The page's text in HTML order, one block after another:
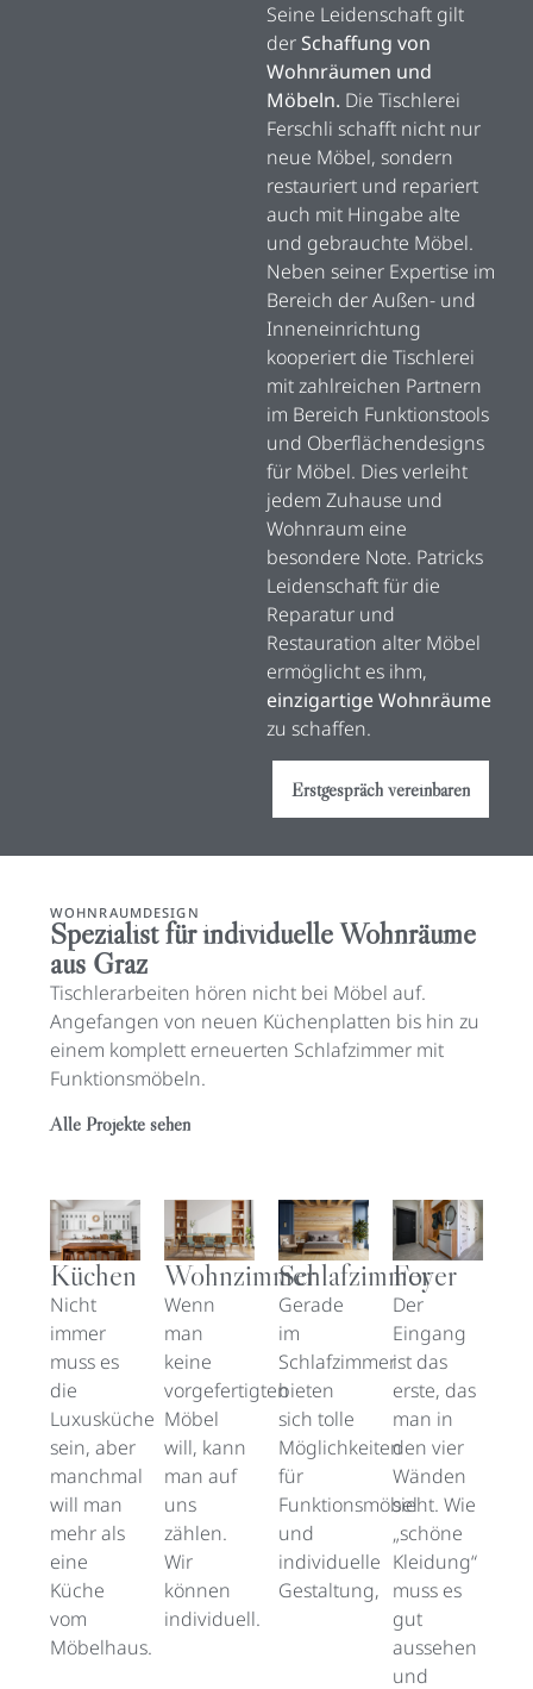
Seine Leidenschaft gilt
der Schaffung von
Wohnräumen und
Möbeln. Die Tischlerei
Ferschli schafft nicht nur
neue Möbel, sondern
restauriert und repariert
auch mit Hingabe alte
und gebrauchte Möbel.
Neben seiner Expertise im
Bereich der Außen- und
Inneneinrichtung
kooperiert die Tischlerei
mit zahlreichen Partnern
im Bereich Funktionstools
und Oberflächendesigns
für Möbel. Dies verleiht
jedem Zuhause und
Wohnraum eine
besondere Note. Patricks
Leidenschaft für die
Reparatur und
Restauration alter Möbel
ermöglicht es ihm,
einzigartige Wohnräume
zu schaffen.
Erstgespräch vereinbaren
WOHNRAUMDESIGN
Spezialist für individuelle Wohnräume
aus Graz
Tischlerarbeiten hören nicht bei Möbel auf.
Angefangen von neuen Küchenplatten bis hin zu
einem komplett erneuerten Schlafzimmer mit
Funktionsmöbeln.
Alle Projekte sehen
Küchen
Nicht
immer
muss es
die
Luxusküche
sein, aber
manchmal
will man
mehr als
eine
Küche
vom
Möbelhaus.
Wohnzimmer
Wenn
man
keine
vorgefertigten
Möbel
will, kann
man auf
uns
zählen.
Wir
können
individuell.
Schlafzimmer
Gerade
im
Schlafzimmer
bieten
sich tolle
Möglichkeiten
für
Funktionsmöbel
und
individuelle
Gestaltung,
Foyer
Der
Eingang
ist das
erste, das
man in
den vier
Wänden
sieht. Wie
„schöne
Kleidung“
muss es
gut
aussehen
und